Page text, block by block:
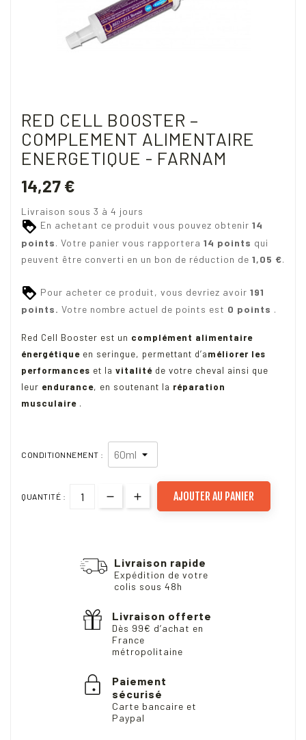
RED CELL BOOSTER –
COMPLEMENT ALIMENTAIRE
ENERGETIQUE - FARNAM
14,27 €
Livraison sous 3 à 4 jours
En achetant ce produit vous pouvez obtenir 14
points. Votre panier vous rapportera 14 points qui
peuvent être converti en un bon de réduction de 1,05 €.
Pour acheter ce produit, vous devriez avoir 191
points. Votre nombre actuel de points est 0 points .
Red Cell Booster est un complément alimentaire
énergétique en seringue, permettant d’améliorer les
performances et la vitalité de votre cheval ainsi que
leur endurance, en soutenant la réparation
musculaire .
CONDITIONNEMENT :
QUANTITÉ : AJOUTER AU PANIER
Livraison rapide
Expédition de votre
colis sous 48h
Livraison offerte
Dès 99€ d’achat en
France
métropolitaine
Paiement
sécurisé
Carte bancaire et
Paypal